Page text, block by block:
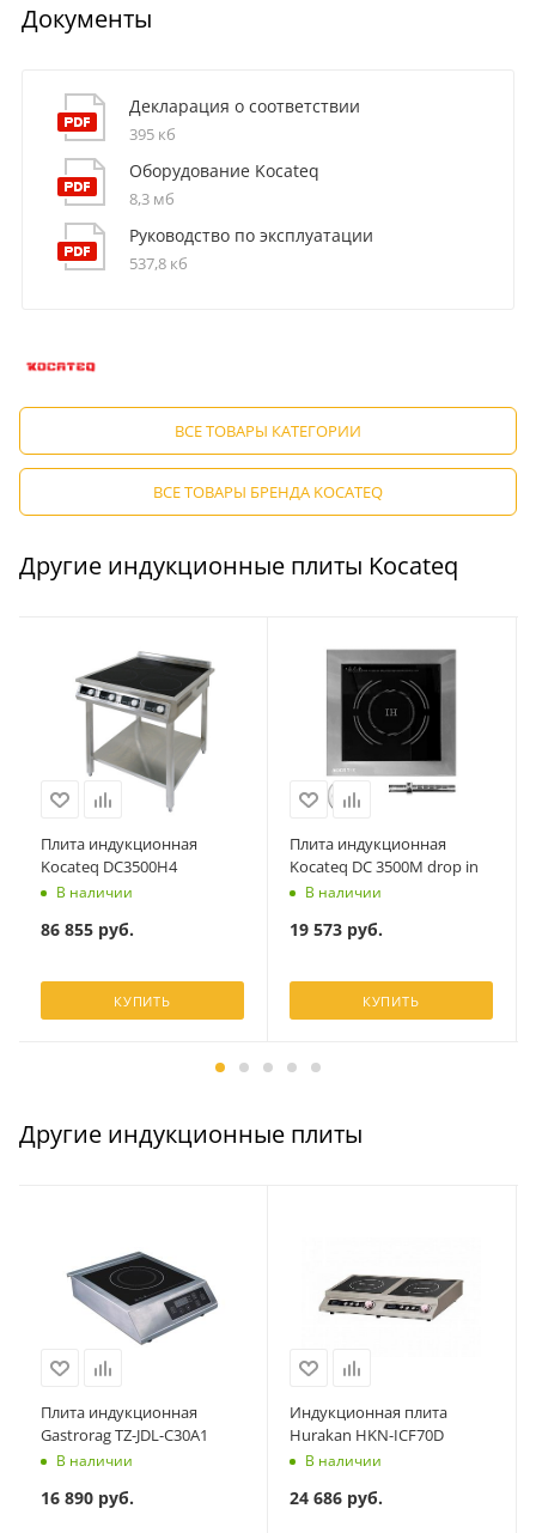
Документы
Декларация о соответствии
395 кб
Оборудование Kocateq
8,3 мб
Руководство по эксплуатации
537,8 кб
ВСЕ ТОВАРЫ КАТЕГОРИИ
ВСЕ ТОВАРЫ БРЕНДА KOCATEQ
Другие индукционные плиты Kocateq
Плита индукционная
Kocateq DC3500H4
В наличии
86 855руб.
КУПИТЬ
Плита индукционная
Kocateq DC 3500M drop in
В наличии
19 573руб.
КУПИТЬ
Другие индукционные плиты
Плита индукционная
Gastrorag TZ-JDL-C30A1
В наличии
16 890руб.
Индукционная плита
Hurakan HKN-ICF70D
В наличии
24 686руб.